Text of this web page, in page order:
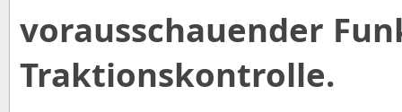
vorausschauender
Traktionskontrolle.